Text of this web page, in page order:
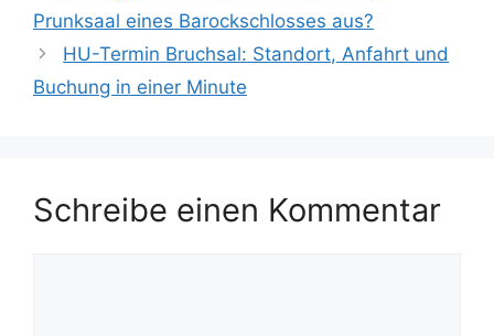
Prunksaal eines Barockschlosses aus?
HU-Termin Bruchsal: Standort, Anfahrt und
Buchung in einer Minute
Schreibe einen Kommentar